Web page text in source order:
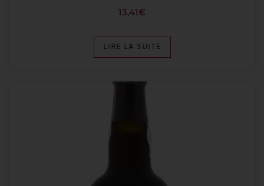
13,41€
LIRE LA SUITE